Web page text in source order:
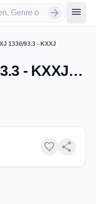
arrow_forward menu
1330/93.3 - KXXJ
KXJ 1330/93.3 - KXXJ - AM 1330 - Juneau, AK
favorite share